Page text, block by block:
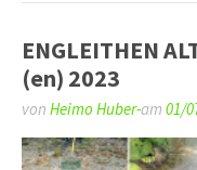
ENGLEITHEN
(en) 2023
von Heimo Huber-am 01/